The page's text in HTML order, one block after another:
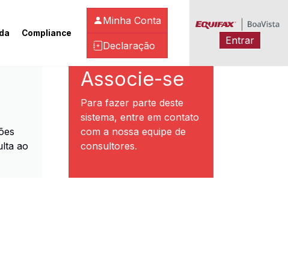
Compliance
Minha Conta
Declaração Entrar
Preto
ao
Associe-se
Para fazer parte deste
sistema, entre em contato
com a nossa equipe de
consultores.